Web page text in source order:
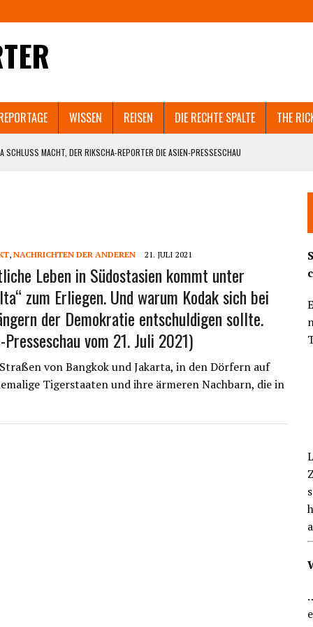
WISSEN REISEN DIE RECHTE SPALTE THE
SCHLUSS MACHT, DER RIKSCHA-REPORTER DIE ASIEN-PRESSESCHAU
SHANGHAI GEHT VIRAL. UND WELCHEM ASIATISCHEN LAND NACH SRI LANKA
DIE BEHÖRDEN BRUTAL DAGEGENHALTEN. SCHOCKIERENDE VIDEOS AUS DEM
BLICK
, NACHRICHTEN DER ANDEREN 21. JULI 2021
Leben in Südostasien kommt unter
zum Erliegen. Und warum Kodak sich bei
der Demokratie entschuldigen sollte.
Presseschau vom 21. Juli 2021)
von Bangkok und Jakarta, in den Dörfern auf
Tigerstaaten und ihre ärmeren Nachbarn, die in